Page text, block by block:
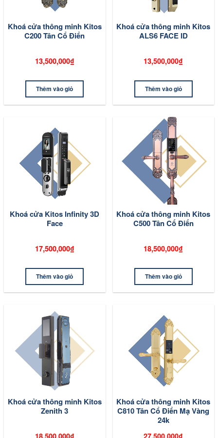
Khoá cửa thông minh Kitos
C200 Tân Cổ Điển
13,500,000₫
Thêm vào giỏ
Khoá cửa thông minh Kitos
ALS6 FACE ID
13,500,000₫
Thêm vào giỏ
Khoá cửa Kitos Infinity 3D
Face
17,500,000₫
Thêm vào giỏ
Khoá cửa thông minh Kitos
C500 Tân Cổ Điển
18,500,000₫
Thêm vào giỏ
Khoá cửa thông minh Kitos
Zenith 3
18,500,000₫
Khoá cửa thông minh Kitos
C810 Tân Cổ Điển Mạ Vàng
24k
27,500,000₫